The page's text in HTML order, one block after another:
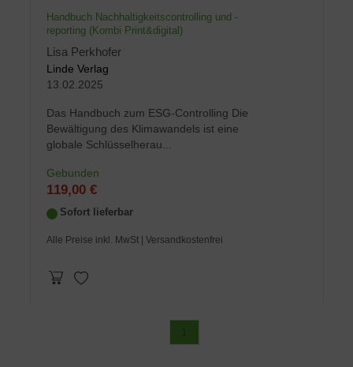
Handbuch Nachhaltigkeitscontrolling und -
reporting (Kombi Print&digital)
Lisa Perkhofer
Linde Verlag
13.02.2025
Das Handbuch zum ESG-Controlling Die
Bewältigung des Klimawandels ist eine
globale Schlüsselherau...
Gebunden
119,00 €
Sofort lieferbar
Alle Preise inkl. MwSt | Versandkostenfrei